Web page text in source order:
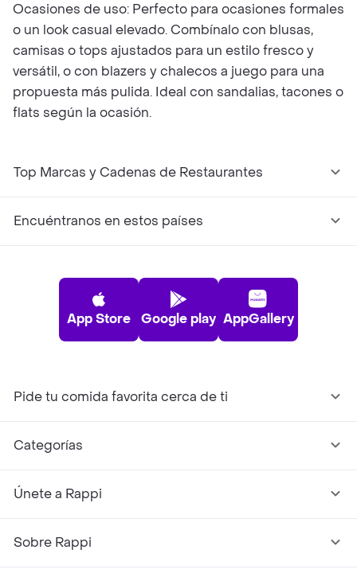
Ocasiones de uso: Perfecto para ocasiones formales
o un look casual elevado. Combínalo con blusas,
camisas o tops ajustados para un estilo fresco y
versátil, o con blazers y chalecos a juego para una
propuesta más pulida. Ideal con sandalias, tacones o
flats según la ocasión.
Top Marcas y Cadenas de Restaurantes
Encuéntranos en estos países
App Store Google play AppGallery
Pide tu comida favorita cerca de ti
Categorías
Únete a Rappi
Sobre Rappi